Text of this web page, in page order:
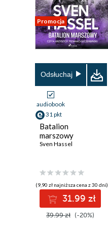
Promocja
Odsłuchaj
audiobook
31 pkt
Batalion
marszowy
Sven Hassel
(9,90 zł najniższa cena z 30 dni)
31.99 zł
39.99 zł (-20%)